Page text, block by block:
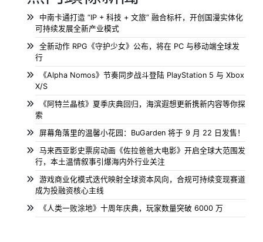
中南卡通打造 “IP + 科技 + 文旅” 融合标杆，开创国漫实体化
可持续发展全新产业模式
全新动作 RPG《守护少女》公布，将在 PC 与移动端全球发
行
《Alpha Nomos》节奏同步战斗登陆 PlayStation 5 与 Xbox
X/S
《阿特兰晶核》夏季庆典回归，海滨遐想更新携新内容等你探
索
屏幕角落里的温馨小花园：BuGarden 将于 9 月 22 日发售！
马来西亚影史票房动画《佐拉爸爸大电影》开启全球大范围发
行，本土温情叙事引爆海内外行业关注
游戏商业化模式迭代映射全球资本风向，合规可持续变现赛道
成为投融资核心主线
《人类一败涂地》十周年庆典，玩家数量突破 6000 万